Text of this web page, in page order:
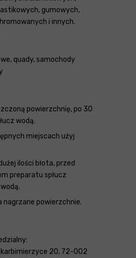
gumowych,
i innych.
quady, samochody
powierzchnię, po 30
wodą.
miejscach użyj
ilości błota, przed
preparatu spłucz
nagrzane powierzchnie.
20, 72-002